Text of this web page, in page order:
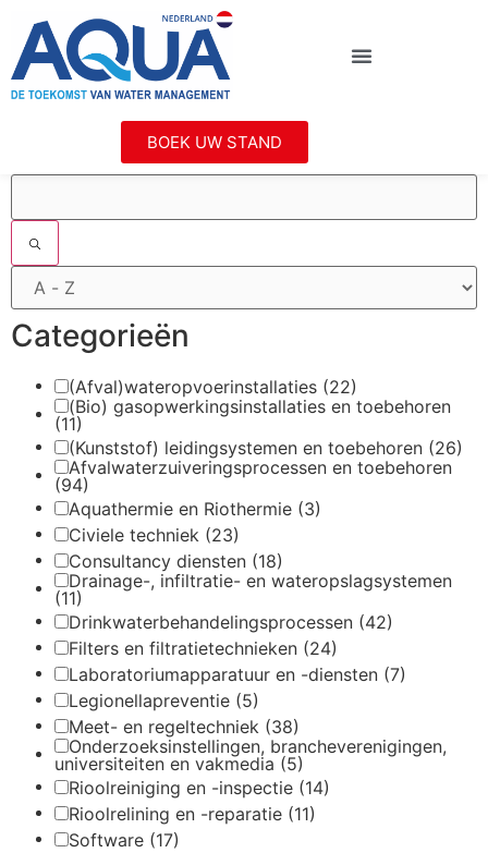
BOEK UW STAND
Categorieën
(Afval)wateropvoerinstallaties (22)
(Bio) gasopwerkingsinstallaties en toebehoren
(11)
(Kunststof) leidingsystemen en toebehoren (26)
Afvalwaterzuiveringsprocessen en toebehoren
(94)
Aquathermie en Riothermie (3)
Civiele techniek (23)
Consultancy diensten (18)
Drainage-, infiltratie- en wateropslagsystemen
(11)
Drinkwaterbehandelingsprocessen (42)
Filters en filtratietechnieken (24)
Laboratoriumapparatuur en -diensten (7)
Legionellapreventie (5)
Meet- en regeltechniek (38)
Onderzoeksinstellingen, brancheverenigingen,
universiteiten en vakmedia (5)
Rioolreiniging en -inspectie (14)
Rioolrelining en -reparatie (11)
Software (17)